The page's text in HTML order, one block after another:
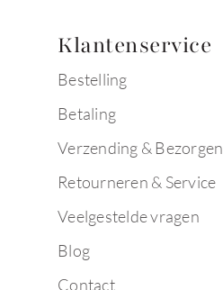
Klantenservice
Bestelling
Betaling
Verzending & Bezorgen
Retourneren & Service
Veelgestelde vragen
Blog
Contact